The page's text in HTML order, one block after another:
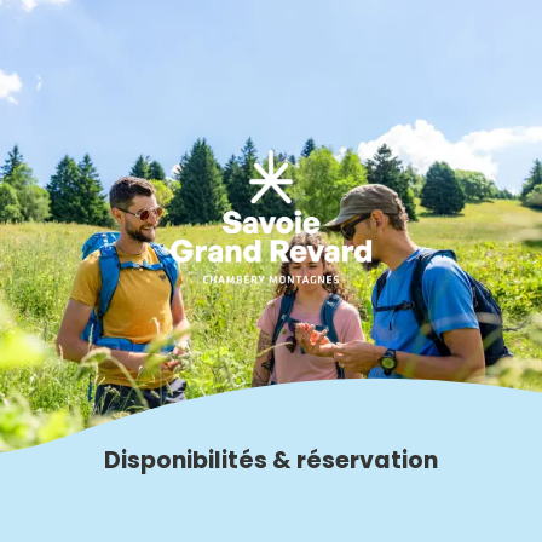
Aller
contenu
principal
Disponibilités & réservation